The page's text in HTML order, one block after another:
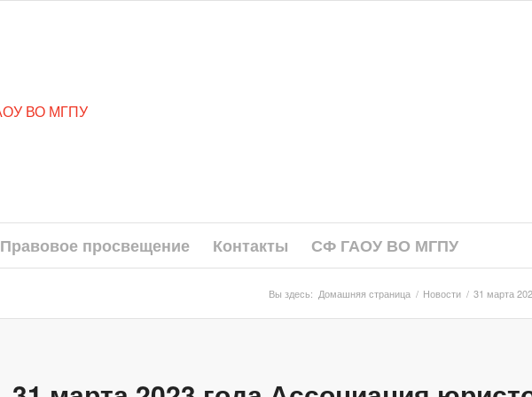
Правовое просвещение Контакты СФ ГАОУ ВО МГПУ
Вы здесь: Домашняя страница / Новости / 31 марта